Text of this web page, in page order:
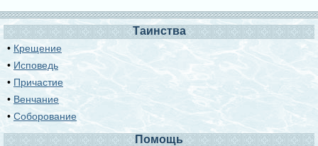
Таинства
• Крещение
• Исповедь
• Причастие
• Венчание
•Соборование
Помощь